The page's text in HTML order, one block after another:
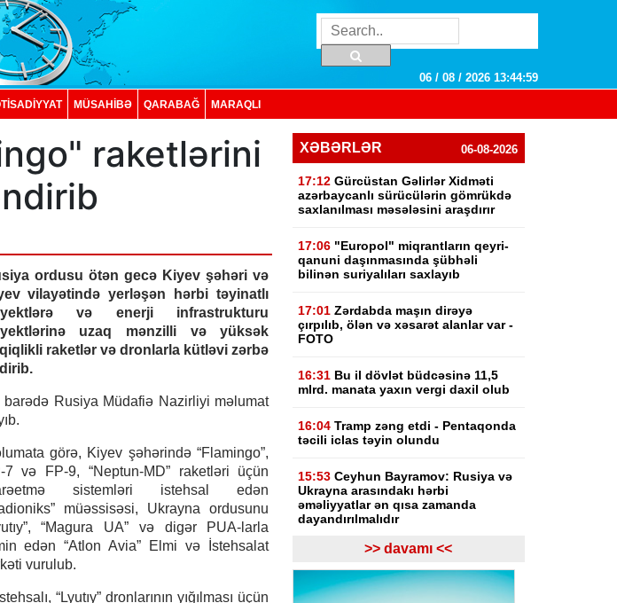
06 / 08 / 2026 13:45:00
MÜSAHİBƏ QARABAĞ MARAQLI
raketlərini
ordusu ötən gecə Kiyev şəhəri və
vilayətində yerləşən hərbi təyinatlı
və enerji infrastrukturu
uzaq mənzilli və yüksək
raketlər və dronlarla kütləvi zərbə
barədə Rusiya Müdafiə Nazirliyi məlumat
görə, Kiyev şəhərində “Flamingo”,
7 və FP-9, “Neptun-MD” raketləri üçün
sistemləri istehsal edən
müəssisəsi, Ukrayna ordusunu
“Magura UA” və digər PUA-larla
edən “Atlon Avia” Elmi və İstehsalat
vurulub.
“Lyutıy” dronlarının yığılması üçün
XƏBƏRLƏR 06-08-2026
17:12 Gürcüstan Gəlirlər Xidməti
azərbaycanlı sürücülərin gömrükdə
saxlanılması məsələsini araşdırır
17:06 "Europol" miqrantların qeyri-
qanuni daşınmasında şübhəli
bilinən suriyalıları saxlayıb
17:01 Zərdabda maşın dirəyə
çırpılıb, ölən və xəsarət alanlar var -
FOTO
16:31 Bu il dövlət büdcəsinə 11,5
mlrd. manata yaxın vergi daxil olub
16:04 Tramp zəng etdi - Pentaqonda
təcili iclas təyin olundu
15:53 Ceyhun Bayramov: Rusiya və
Ukrayna arasındakı hərbi
əməliyyatlar ən qısa zamanda
dayandırılmalıdır
İranda “Mossad”la əlaqəli 20-
dən çox şəxsin saxlanıldığı bildirilir
>> davamı <<